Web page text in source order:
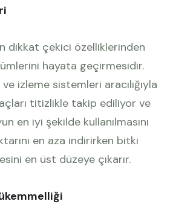
dikkat çekici özelliklerinden
hayata geçirmesidir.
izleme sistemleri aracılığıyla
titizlikle takip ediliyor ve
en iyi şekilde kullanılmasını
en aza indirirken bitki
en üst düzeye çıkarır.